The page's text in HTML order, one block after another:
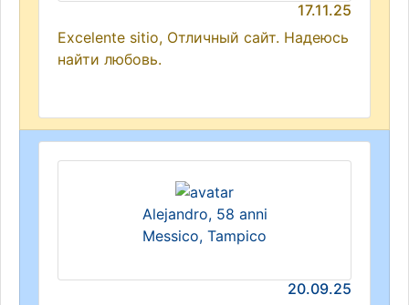
17.11.25
Excelente sitio, Отличный сайт. Надеюсь
найти любовь.
Alejandro, 58 anni
Messico, Tampico
20.09.25